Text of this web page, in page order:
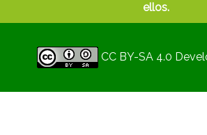
ellos.
CC BY-SA 4.0